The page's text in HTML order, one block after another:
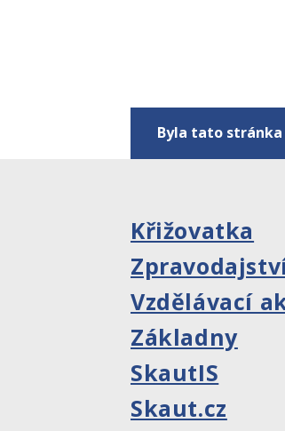
Byla tato stránka
Křižovatka
Vzdělávací
Základny
SkautIS
Skaut.cz